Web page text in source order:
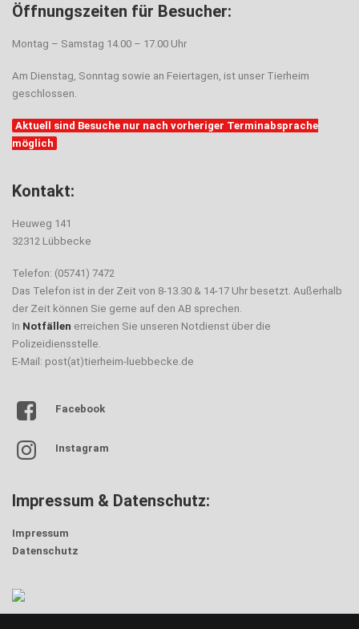
Öffnungszeiten für Besucher:
Montag – Samstag 14.00 – 17.00 Uhr
Am Dienstag, Sonntag sowie an Feiertagen, ist unser Tierheim
geschlossen.
Aktuell sind Besuche nur nach vorheriger Terminabsprache
möglich
Kontakt:
Heuweg 141
32312 Lübbecke
Telefon: (05741) 7472
Das Telefon ist in der Zeit von 8-13.30 & 14-17 Uhr besetzt. Außerhalb
der Zeit können Sie gerne auf den AB sprechen.
In Notfällen erreichen Sie unseren Notdienst über die
Polizeidiensstelle.
E-Mail: post(at)tierheim-luebbecke.de
Facebook
Instagram
Impressum & Datenschutz:
Impressum
Datenschutz